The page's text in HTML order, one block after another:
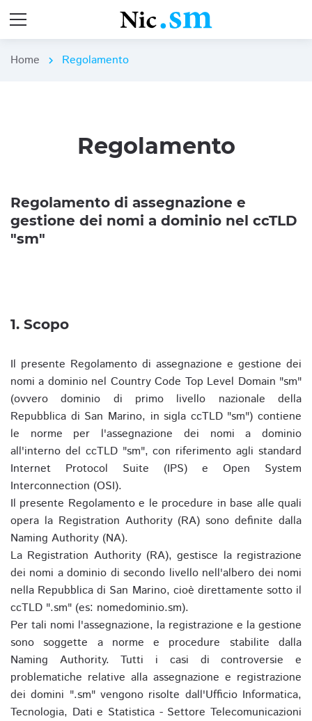
Home chevron_right Regolamento
Regolamento
Regolamento di assegnazione e
gestione dei nomi a dominio nel ccTLD
"sm"
1. Scopo
Il presente Regolamento di assegnazione e gestione dei
nomi a dominio nel Country Code Top Level Domain "sm"
(ovvero dominio di primo livello nazionale della
Repubblica di San Marino, in sigla ccTLD "sm") contiene
le norme per l'assegnazione dei nomi a dominio
all'interno del ccTLD "sm", con riferimento agli standard
Internet Protocol Suite (IPS) e Open System
Interconnection (OSI).
Il presente Regolamento e le procedure in base alle quali
opera la Registration Authority (RA) sono definite dalla
Naming Authority (NA).
La Registration Authority (RA), gestisce la registrazione
dei nomi a dominio di secondo livello nell'albero dei nomi
nella Repubblica di San Marino, cioè direttamente sotto il
ccTLD ".sm" (es: nomedominio.sm).
Per tali nomi l'assegnazione, la registrazione e la gestione
sono soggette a norme e procedure stabilite dalla
Naming Authority. Tutti i casi di controversie e
problematiche relative alla assegnazione e registrazione
dei domini ".sm" vengono risolte dall'Ufficio Informatica,
Tecnologia, Dati e Statistica - Settore Telecomunicazioni